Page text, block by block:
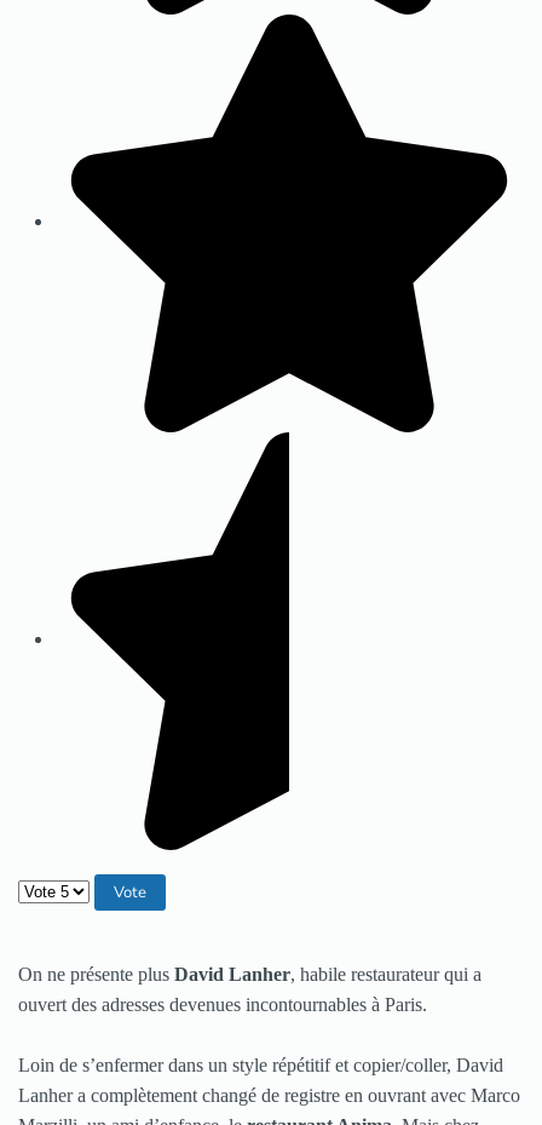
Veuillez voter
On ne présente plus David Lanher, habile restaurateur qui a
ouvert des adresses devenues incontournables à Paris.
Loin de s’enfermer dans un style répétitif et copier/coller, David
Lanher a complètement changé de registre en ouvrant avec Marco